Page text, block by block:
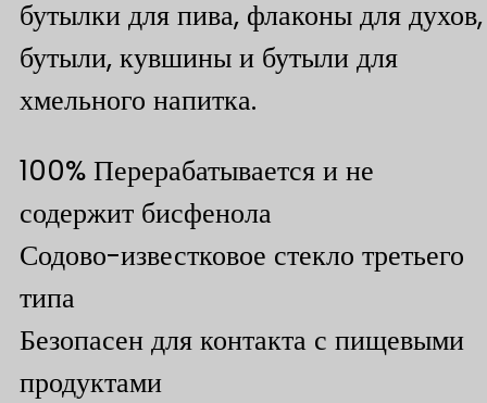
бутылки для пива, флаконы для духов,
бутыли, кувшины и бутыли для
хмельного напитка.
100% Перерабатывается и не
содержит бисфенола
Содово-известковое стекло третьего
типа
Безопасен для контакта с пищевыми
продуктами